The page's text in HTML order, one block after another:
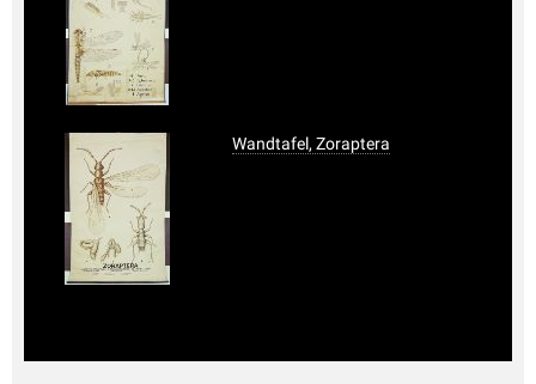
Wandtafel, Zoraptera